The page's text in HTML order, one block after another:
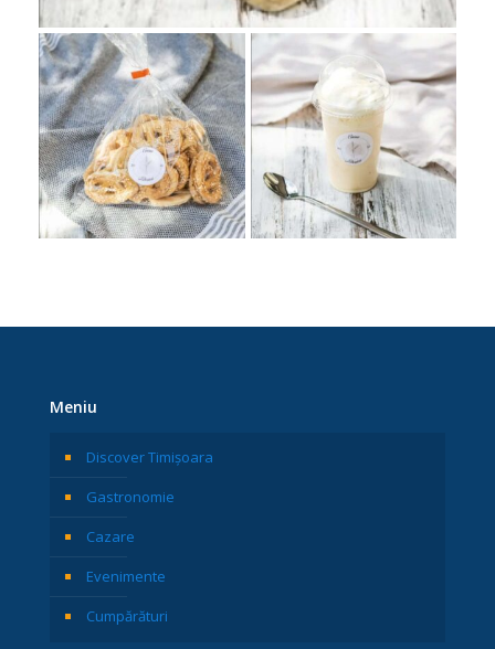
Meniu
Discover Timișoara
Gastronomie
Cazare
Evenimente
Cumpărături